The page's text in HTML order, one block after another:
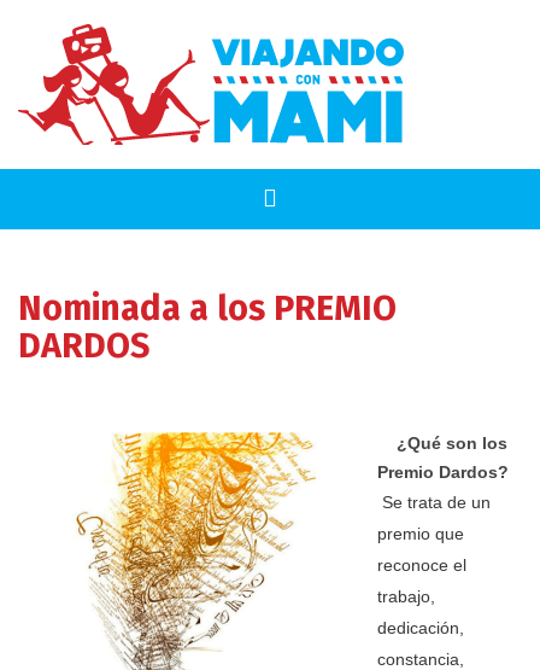
Nominada a los PREMIO
DARDOS
¿Qué son los
Premio Dardos?
Se trata de un
premio que
reconoce el
trabajo,
dedicación,
constancia,